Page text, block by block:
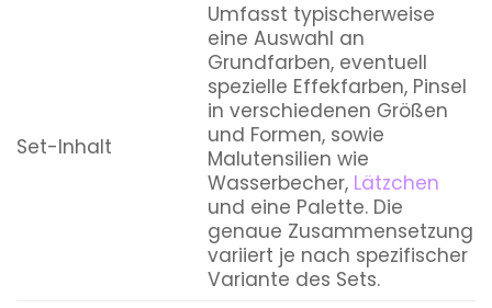
Set-Inhalt
Umfasst typischerweise
eine Auswahl an
Grundfarben, eventuell
spezielle Effekfarben, Pinsel
in verschiedenen Größen
und Formen, sowie
Malutensilien wie
Wasserbecher, Lätzchen
und eine Palette. Die
genaue Zusammensetzung
variiert je nach spezifischer
Variante des Sets.